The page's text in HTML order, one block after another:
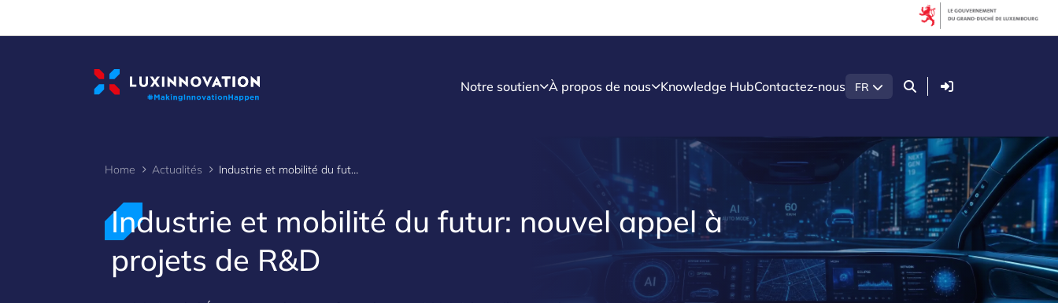
Notre soutien À propos de nous Knowledge HubContactez-nous FR Connexion
Home Actualités Industrie et mobilité du futur: nouvel appel à projets de R&D
Industrie et mobilité du futur: nouvel appel à
projets de R&D